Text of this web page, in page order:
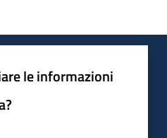
le informazioni